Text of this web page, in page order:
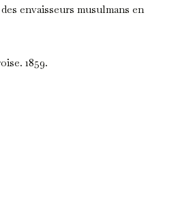
envaisseurs musulmans en
1859.